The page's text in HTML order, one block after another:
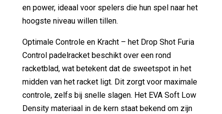
en power, ideaal voor spelers die hun spel naar het
hoogste niveau willen tillen.
Optimale Controle en Kracht – het Drop Shot Furia
Control padelracket beschikt over een rond
racketblad, wat betekent dat de sweetspot in het
midden van het racket ligt. Dit zorgt voor maximale
controle, zelfs bij snelle slagen. Het EVA Soft Low
Density materiaal in de kern staat bekend om zijn